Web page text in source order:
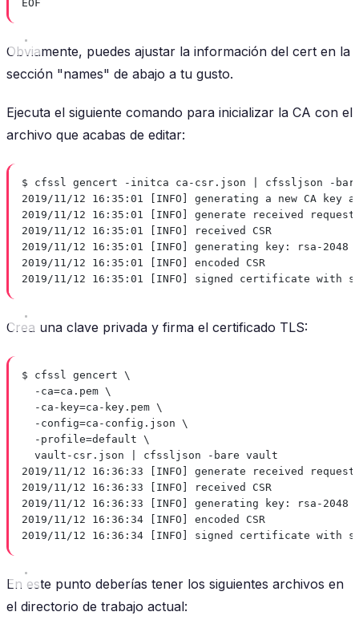
EOF
Obviamente, puedes ajustar la información del cert en la
sección "names" de abajo a tu gusto.
Ejecuta el siguiente comando para inicializar la CA con el
archivo que acabas de editar:
$ cfssl gencert -initca ca-csr.json | cfssljson -
2019/11/12 16:35:01 [INFO] generating a new CA key
2019/11/12 16:35:01 [INFO] generate received request
2019/11/12 16:35:01 [INFO] received CSR
2019/11/12 16:35:01 [INFO] generating key: rsa-2048
2019/11/12 16:35:01 [INFO] encoded CSR
2019/11/12 16:35:01 [INFO] signed certificate with serial
Crea una clave privada y firma el certificado TLS:
$ cfssl gencert \
-ca=ca.pem \
-ca-key=ca-key.pem \
-config=ca-config.json \
-profile=default \
vault-csr.json | cfssljson -bare vault
2019/11/12 16:36:33 [INFO] generate received request
2019/11/12 16:36:33 [INFO] received CSR
2019/11/12 16:36:33 [INFO] generating key: rsa-2048
2019/11/12 16:36:34 [INFO] encoded CSR
2019/11/12 16:36:34 [INFO] signed certificate with serial
En este punto deberías tener los siguientes archivos en
el directorio de trabajo actual: